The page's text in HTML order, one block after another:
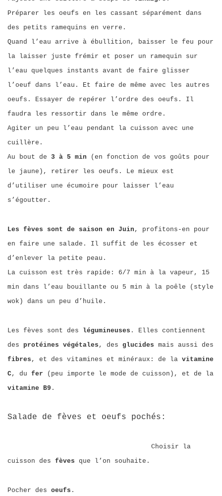
Préparer les oeufs en les cassant séparément dans
des petits ramequins en verre.
Quand l’eau arrive à ébullition, baisser le feu pour
la laisser juste frémir et poser un ramequin sur
l’eau quelques instants avant de faire glisser
l’oeuf dans l’eau. Et faire de même avec les autres
oeufs. Essayer de repérer l’ordre des oeufs. Il
faudra les ressortir dans le même ordre.
Agiter un peu l’eau pendant la cuisson avec une
cuillère.
Au bout de 3 à 5 min (en fonction de vos goûts pour
le jaune), retirer les oeufs. Le mieux est
d’utiliser une écumoire pour laisser l’eau
s’égoutter.
Les fèves sont de saison en Juin , profitons-en pour
en faire une salade. Il suffit de les écosser et
d’enlever la petite peau.
La cuisson est très rapide: 6/7 min à la vapeur, 15
min dans l’eau bouillante ou 5 min à la poêle (style
wok) dans un peu d’huile.
Les fèves sont des légumineuses . Elles contiennent
des protéines végétales , des glucides mais aussi des
fibres , et des vitamines et minéraux: de la vitamine
C, du fer (peu importe le mode de cuisson), et de la
vitamine B9 .
Salade de fèves et oeufs pochés:
Choisir la
cuisson des fèves que l’on souhaite.
Pocher des oeufs .